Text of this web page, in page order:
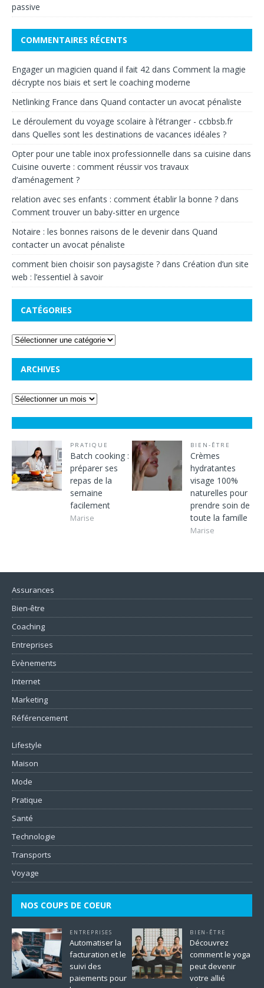
passive
COMMENTAIRES RÉCENTS
Engager un magicien quand il fait 42 dans Comment la magie
décrypte nos biais et sert le coaching moderne
Netlinking France dans Quand contacter un avocat pénaliste
Le déroulement du voyage scolaire à l’étranger - ccbbsb.fr
dans Quelles sont les destinations de vacances idéales ?
Opter pour une table inox professionnelle dans sa cuisine dans
Cuisine ouverte : comment réussir vos travaux
d’aménagement ?
relation avec ses enfants : comment établir la bonne ? dans
Comment trouver un baby-sitter en urgence
Notaire : les bonnes raisons de le devenir dans Quand
contacter un avocat pénaliste
comment bien choisir son paysagiste ? dans Création d’un site
web : l’essentiel à savoir
CATÉGORIES
ARCHIVES
PRATIQUE
Batch cooking :
préparer ses
repas de la
semaine
facilement
Marise
BIEN-ÊTRE
Crèmes
hydratantes
visage 100%
naturelles pour
prendre soin de
toute la famille
Marise
Assurances
Bien-être
Coaching
Entreprises
Evènements
Internet
Marketing
Référencement
Lifestyle
Maison
Mode
Pratique
Santé
Technologie
Transports
Voyage
NOS COUPS DE COEUR
ENTREPRISES
Automatiser la
facturation et le
suivi des
paiements pour
BIEN-ÊTRE
Découvrez
comment le yoga
peut devenir
votre allié